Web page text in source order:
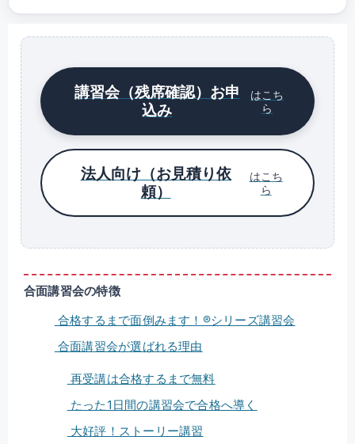
講習会（残席確認）お申
込み
はこち
ら
法人向け（お見積り依
頼）
はこち
ら
合面講習会の特徴
合格するまで面倒みます！®シリーズ講習会
合面講習会が選ばれる理由
再受講は合格するまで無料
たった1日間の講習会で合格へ導く
大好評！ストーリー講習